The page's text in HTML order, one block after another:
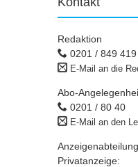
Redaktion
0201 / 849 419
E-Mail an die
Abo-
0201 / 80 40
E-Mail an den
Anzeigenabteilung
Privatanzeige: